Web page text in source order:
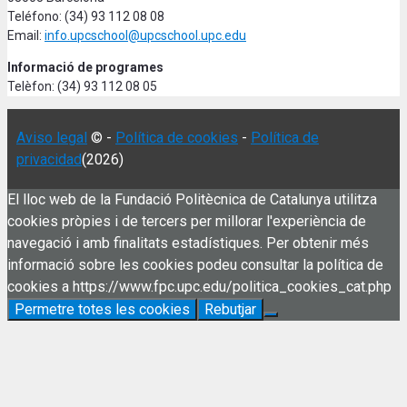
Teléfono: (34) 93 112 08 08
Email: info.upcschool@upcschool.upc.edu
Informació de programes
Telèfon: (34) 93 112 08 05
Aviso legal © - Política de cookies - Política de
privacidad(2026)
El lloc web de la Fundació Politècnica de Catalunya utilitza
cookies pròpies i de tercers per millorar l'experiència de
navegació i amb finalitats estadístiques. Per obtenir més
informació sobre les cookies podeu consultar la política de
cookies a https://www.fpc.upc.edu/politica_cookies_cat.php
Permetre totes les cookies
Rebutjar